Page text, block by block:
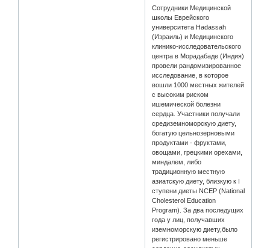
Сотрудники Медицинской
школы Еврейского
университета Hadassah
(Израиль) и Медицинского
клинико-исследовательского
центра в Морадабаде (Индия)
провели рандомизированное
исследование, в которое
вошли 1000 местных жителей
с высоким риском
ишемической болезни
сердца. Участники получали
средиземноморскую диету,
богатую цельнозерновыми
продуктами - фруктами,
овощами, грецкими орехами,
миндалем, либо
традиционную местную
азиатскую диету, близкую к I
ступени диеты NCEP (National
Cholesterol Education
Program). За два последущих
года у лиц, получавших
иземноморскую диету,было
регистрировано меньше